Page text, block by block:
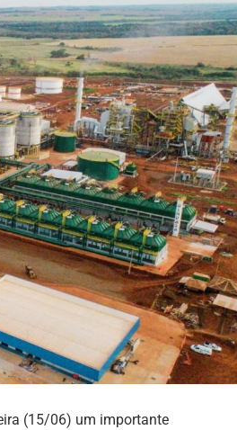
(15/06) um importante